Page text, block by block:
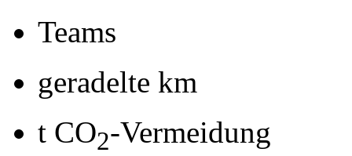
Teams
geradelte km
t CO2-Vermeidung